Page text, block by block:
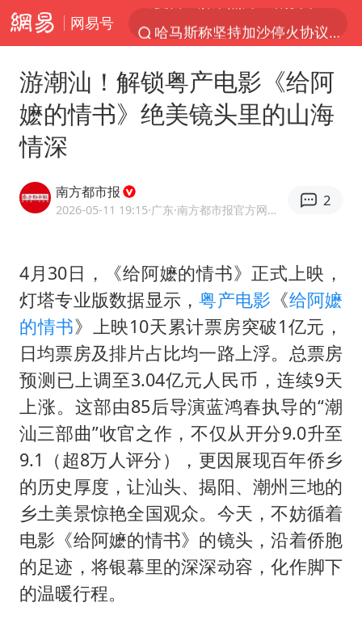
网易号
央视新主播李秋莹母校发文祝贺
国足U17与阿森纳决赛取消 并列冠军
香港刷新1884年以来最高气温纪录
上海全力守护市民“菜篮子”
以军士兵把枪口对准中国记者
暑期研学游升温 在旅途中增长知识
猫咪过火把节被抹成黑猫
BLG经理辟谣Bin离队
曹颖儿子首次演长剧
“开学三件套”全线暴涨
总书记点赞的非遗苗绣焕发新生机
游潮汕！解锁粤产电影《给阿
嬷的情书》绝美镜头里的山海
情深
南方都市报
2026-05-11 19:15·广东 ·南方都市报官方网易号
2
4月30日，《给阿嬷的情书》正式上映，
灯塔专业版数据显示，粤产电影 《给阿嬷
的情书》上映10天累计票房突破1亿元，
日均票房及排片占比均一路上浮。总票房
预测已上调至3.04亿元人民币，连续9天
上涨。这部由85后导演蓝鸿春执导的“潮
汕三部曲”收官之作，不仅从开分9.0升至
9.1（超8万人评分），更因展现百年侨乡
的历史厚度，让汕头、揭阳、潮州三地的
乡土美景惊艳全国观众。今天，不妨循着
电影《给阿嬷的情书》的镜头，沿着侨胞
的足迹，将银幕里的深深动容，化作脚下
的温暖行程。